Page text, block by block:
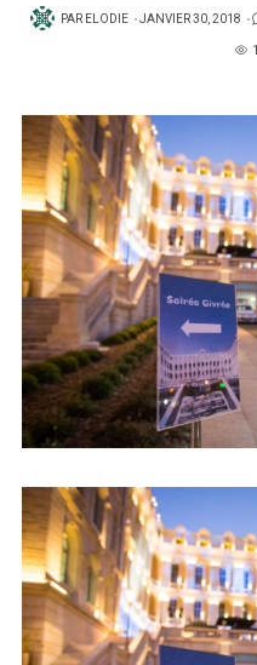
PAR ELODIE
PUBLIÉ
JANVIER 30, 2018